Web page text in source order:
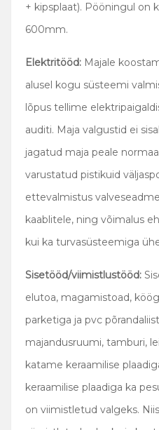
+ kipsplaat). Pööningul on
600mm.
Elektritööd: Majale
alusel kogu süsteemi
lõpus tellime
auditi. Maja valgustid ei
jagatud maja peale
varustatud pistikuid
ettevalmistus
kaablitele, ning võimalus
kui ka turvasüsteemiga
Sisetööd/viimistlustööd:
elutoa, magamistoad,
parketiga ja pvc
majandusruumi, tamburi,
katame keraamilise
keraamilise plaadiga ka
on viimistletud valgeks.